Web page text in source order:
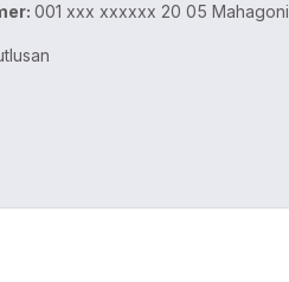
001 xxx xxxxxx 20 05 Mahagoni